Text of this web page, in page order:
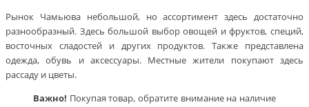
Рынок Чамьюва небольшой, но ассортимент здесь достаточно
разнообразный. Здесь большой выбор овощей и фруктов, специй,
восточных сладостей и других продуктов. Также представлена
одежда, обувь и аксессуары. Местные жители покупают здесь
рассаду и цветы.
Важно! Покупая товар, обратите внимание на наличие